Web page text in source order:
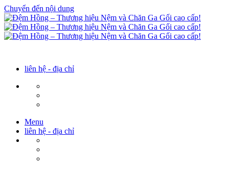
Chuyển đến nội dung
liên hệ - địa chỉ
Menu
liên hệ - địa chỉ